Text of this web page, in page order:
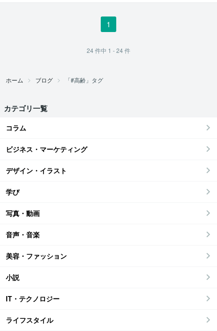
1
24件中 1 - 24件
ホーム ブログ 「#高齢」タグ
カテゴリ一覧
コラム
ビジネス・マーケティング
デザイン・イラスト
学び
写真・動画
音声・音楽
美容・ファッション
小説
IT・テクノロジー
ライフスタイル